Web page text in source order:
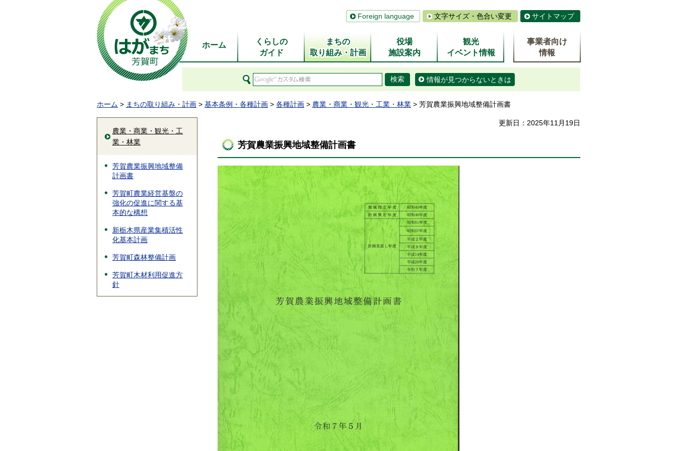
Foreign language 文字サイズ・色合い変更 サイトマップ
ホーム
くらしの
ガイド
まちの
取り組み・計画
役場
施設案内
観光
イベント情報
事業者向け
情報
情報が見つからないときは
ホーム > まちの取り組み・計画 > 基本条例・各種計画 > 各種計画 > 農業・商業・観光・工業・林業 > 芳賀農業振興地域整備計画書
農業・商業・観光・工
業・林業
芳賀農業振興地域整備
計画書
芳賀町農業経営基盤の
強化の促進に関する基
本的な構想
新栃木県産業集積活性
化基本計画
芳賀町森林整備計画
芳賀町木材利用促進方
針
更新日：2025年11月19日
芳賀農業振興地域整備計画書